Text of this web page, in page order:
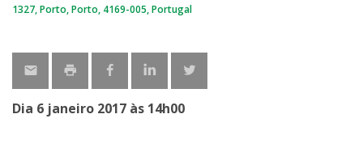
1327 Porto Porto 4169-005 Portugal
Dia 6 janeiro 2017 às 14h00